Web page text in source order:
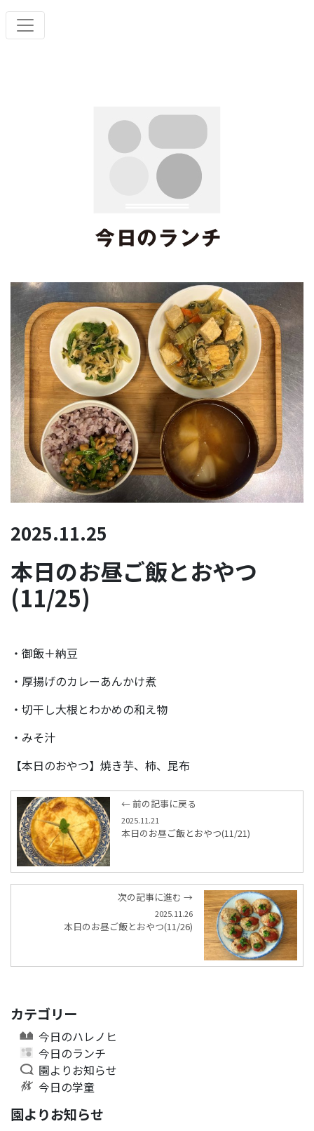
2025.11.25
本日のお昼ご飯とおやつ
(11/25)
・御飯＋納豆
・厚揚げのカレーあんかけ煮
・切干し大根とわかめの和え物
・みそ汁
【本日のおやつ】焼き芋、柿、昆布
← 前の記事に戻る
2025.11.21
本日のお昼ご飯とおやつ(11/21)
次の記事に進む →
2025.11.26
本日のお昼ご飯とおやつ(11/26)
カテゴリー
今日のハレノヒ
今日のランチ
園よりお知らせ
今日の学童
園よりお知らせ